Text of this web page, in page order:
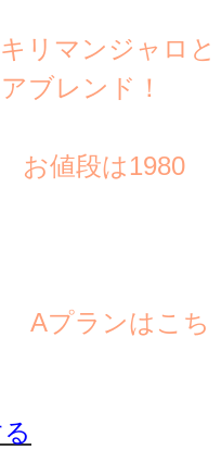
リマンジャロと
ブレンド！
は1980
ンはこち